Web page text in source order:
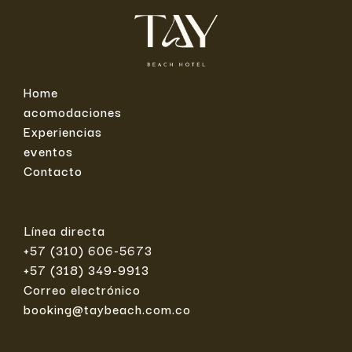
Home
acomodaciones
Experiencias
eventos
Contacto
Línea directa
+57 (310) 606-5673
+57 (318) 349-9913
Correo electrónico
booking@taybeach.com.co